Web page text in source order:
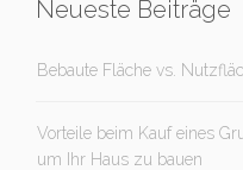
Neueste Beiträge
Bebaute Fläche vs.
Vorteile beim Kauf eines
um Ihr Haus zu bauen